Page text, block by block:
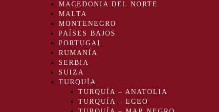
MACEDONIA DEL NORTE
MALTA
MONTENEGRO
PAÍSES BAJOS
PORTUGAL
RUMANÍA
SERBIA
SUIZA
TURQUÍA
TURQUÍA – ANATOLIA
TURQUÍA – EGEO